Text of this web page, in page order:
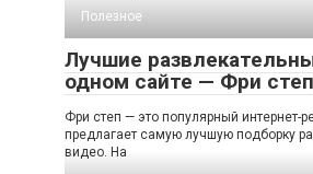
Полезное
Лучшие
одном сайте — Фри степ
Фри степ — это популярный интернет-
предлагает самую лучшую подборку
видео. На